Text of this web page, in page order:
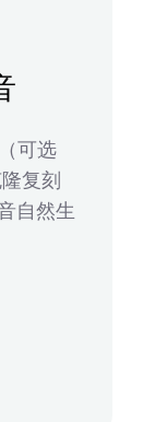
可选
复刻
自然生